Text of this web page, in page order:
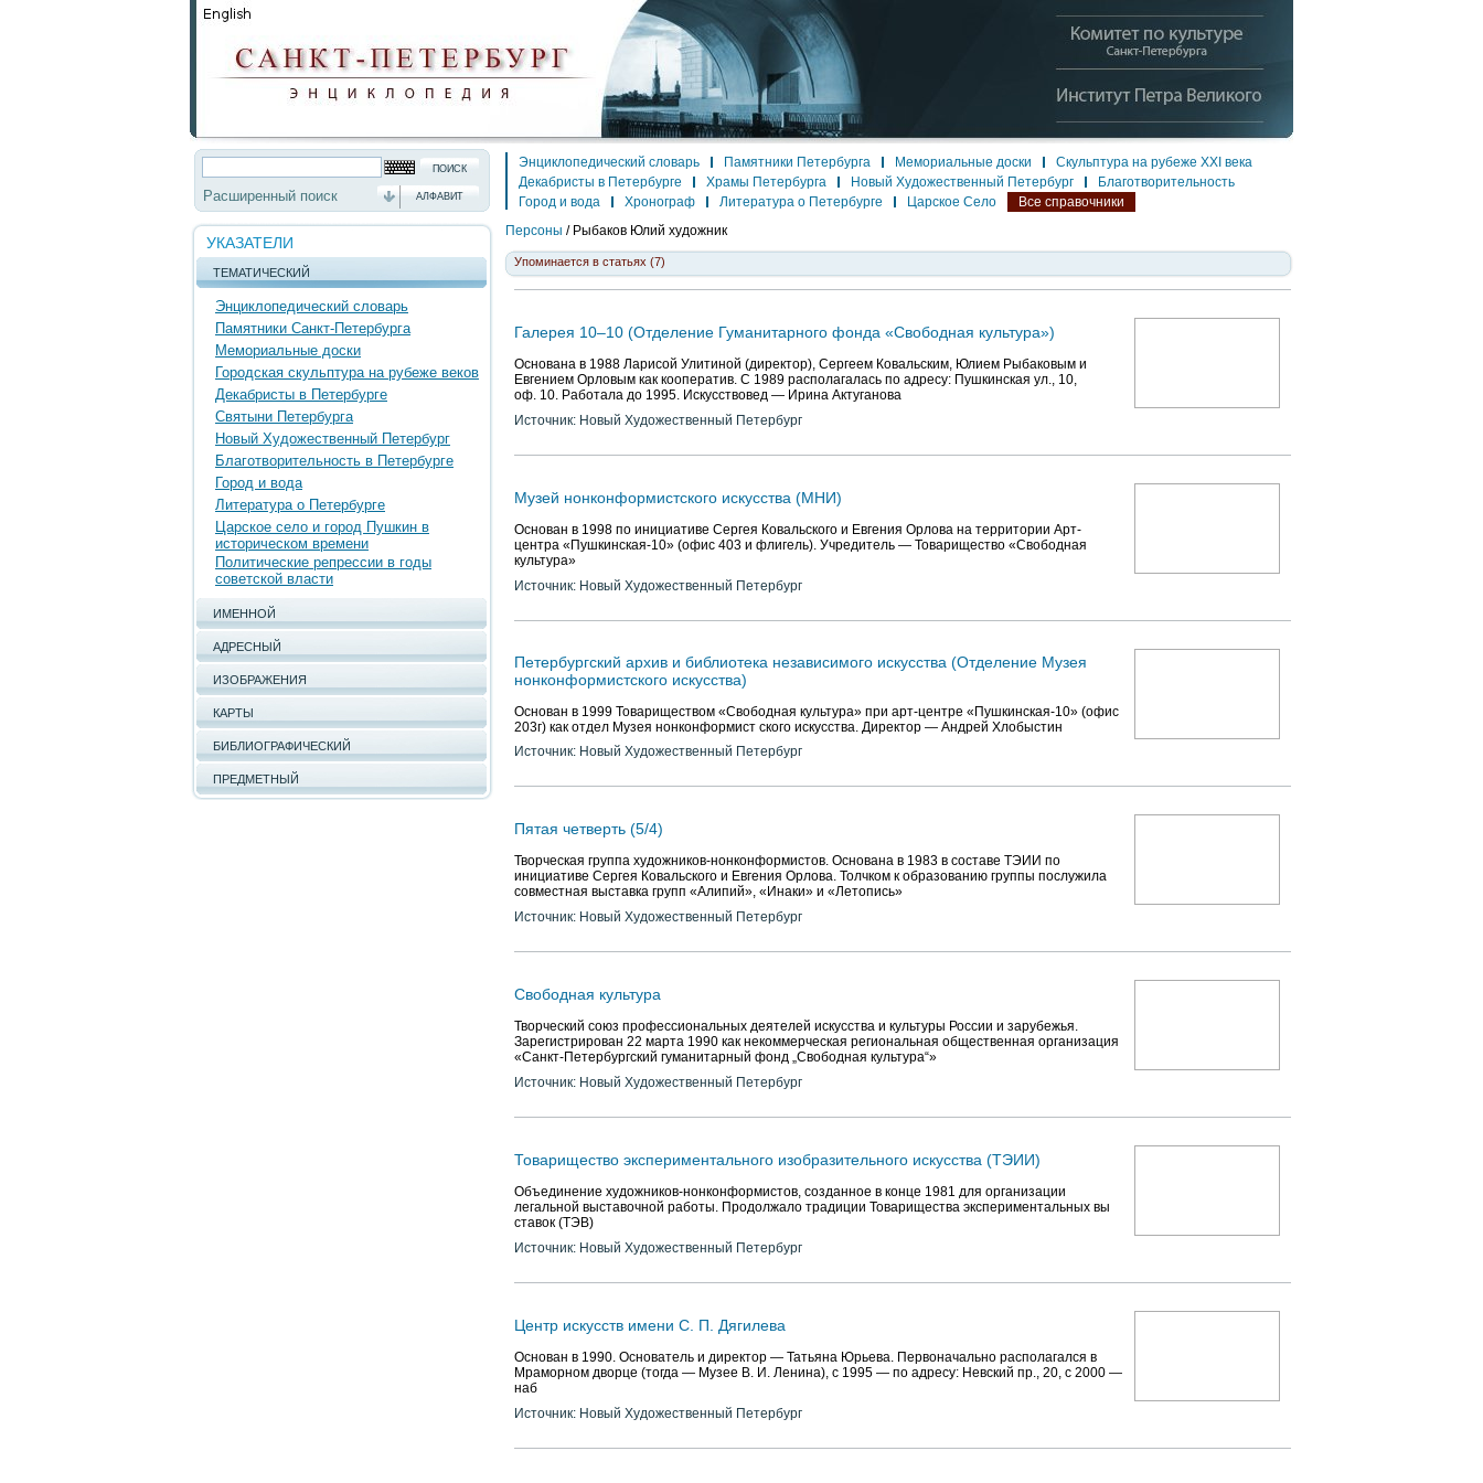
Расширенный поиск АЛФАВИТ
УКАЗАТЕЛИ
ТЕМАТИЧЕСКИЙ
Энциклопедический словарь
Памятники Санкт-Петербурга
Мемориальные доски
Городская скульптура на рубеже веков
Декабристы в Петербурге
Святыни Петербурга
Новый Художественный Петербург
Благотворительность в Петербурге
Город и вода
Литература о Петербурге
Царское село и город Пушкин в
историческом времени
Политические репрессии в годы
советской власти
ИМЕННОЙ
АДРЕСНЫЙ
ИЗОБРАЖЕНИЯ
КАРТЫ
БИБЛИОГРАФИЧЕСКИЙ
ПРЕДМЕТНЫЙ
Энциклопедический словарь Памятники Петербурга Мемориальные доски
Скульптура на рубеже XXI века
Декабристы в Петербурге
Храмы Петербурга Новый Художественный Петербург
Благотворительность
Город и вода
Хронограф Литература о Петербурге Царское Село
Все справочники
Персоны / Рыбаков Юлий художник
Упоминается в статьях (7)
Галерея 10–10 (Отделение Гуманитарного фонда «Свободная культура»)
Основана в 1988 Ларисой Улитиной (директор), Сергеем Ковальским, Юлием Рыбаковым и
Евгением Орловым как кооператив. С 1989 располагалась по адресу: Пушкинская ул., 10,
оф. 10. Работала до 1995. Искусствовед — Ирина Актуганова
Источник: Новый Художественный Петербург
Музей нонконформистского искусства (МНИ)
Основан в 1998 по инициативе Сергея Ковальского и Евгения Орлова на территории Арт-
центра «Пушкинская-10» (офис 403 и флигель). Учредитель — Товарищество «Свободная
культура»
Источник: Новый Художественный Петербург
Петербургский архив и библиотека независимого искусства (Отделение Музея
нонконформистского искусства)
Основан в 1999 Товариществом «Свободная культура» при арт-центре «Пушкинская-10» (офис
203г) как отдел Музея нонконформист ского искусства. Директор — Андрей Хлобыстин
Источник: Новый Художественный Петербург
Пятая четверть (5/4)
Творческая группа художников-нонконформистов. Основана в 1983 в составе ТЭИИ по
инициативе Сергея Ковальского и Евгения Орлова. Толчком к образованию группы послужила
совместная выставка групп «Алипий», «Инаки» и «Летопись»
Источник: Новый Художественный Петербург
Свободная культура
Творческий союз профессиональных деятелей искусства и культуры России и зарубежья.
Зарегистрирован 22 марта 1990 как некоммерческая региональная общественная организация
«Санкт-Петербургский гуманитарный фонд „Свободная культура“»
Источник: Новый Художественный Петербург
Товарищество экспериментального изобразительного искусства (ТЭИИ)
Объединение художников-нонконформистов, созданное в конце 1981 для организации
легальной выставочной работы. Продолжало традиции Товарищества экспериментальных вы
ставок (ТЭВ)
Источник: Новый Художественный Петербург
Центр искусств имени С. П. Дягилева
Основан в 1990. Основатель и директор — Татьяна Юрьева. Первоначально располагался в
Мраморном дворце (тогда — Музее В. И. Ленина), с 1995 — по адресу: Невский пр., 20, с 2000 —
наб
Источник: Новый Художественный Петербург